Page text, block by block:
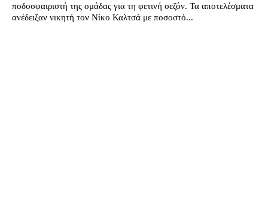
ποδοσφαιριστή της ομάδας για τη φετινή σεζόν. Τα αποτελέσματα
ανέδειξαν νικητή τον Νίκο Καλτσά με ποσοστό...